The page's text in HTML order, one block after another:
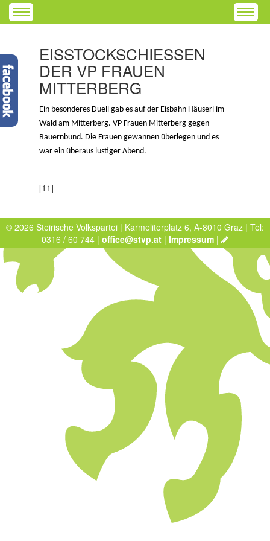
EISSTOCKSCHIESSEN D
ER VP FRAUEN M
ITTERBERG
Ein besonderes Duell gab es auf der Eisbahn Häuserl im
Wald am Mitterberg. VP Frauen Mitterberg gegen
Bauernbund. Die Frauen gewannen überlegen und es
war ein überaus lustiger Abend.
[11]
© 2026 Steirische Volkspartei | Karmeliterplatz 6, A-8010 Graz | Tel:
0316 / 60 744 | office@stvp.at | Impressum |